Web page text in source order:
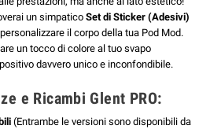
un simpatico Set di Sticker (Adesivi)
il corpo della tua Pod Mod.
un tocco di colore al tuo svapo
davvero unico e inconfondibile.
e Ricambi Glent PRO:
(Entrambe le versioni sono disponibili da